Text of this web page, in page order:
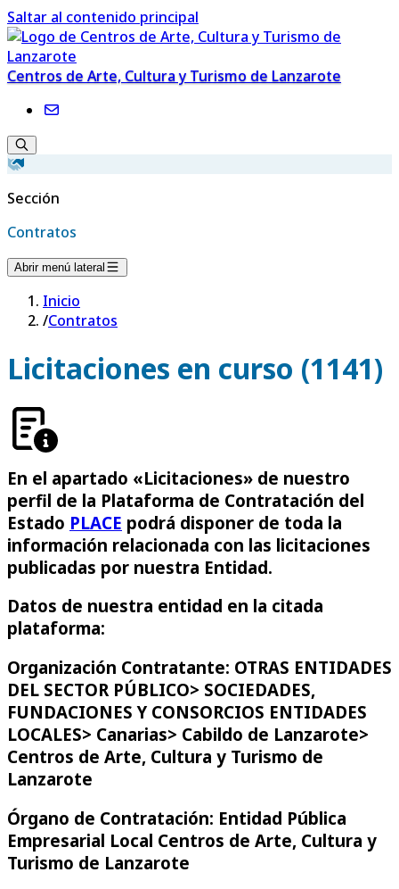
Saltar al contenido principal
Centros de Arte, Cultura y Turismo de Lanzarote
Sección
Contratos
Abrir menú lateral
Inicio
/Contratos
Licitaciones en curso (1141)
En el apartado «Licitaciones» de nuestro
perfil de la Plataforma de Contratación del
Estado PLACE podrá disponer de toda la
información relacionada con las licitaciones
publicadas por nuestra Entidad.
Datos de nuestra entidad en la citada
plataforma:
Organización Contratante: OTRAS ENTIDADES
DEL SECTOR PÚBLICO> SOCIEDADES,
FUNDACIONES Y CONSORCIOS ENTIDADES
LOCALES> Canarias> Cabildo de Lanzarote>
Centros de Arte, Cultura y Turismo de
Lanzarote
Órgano de Contratación: Entidad Pública
Empresarial Local Centros de Arte, Cultura y
Turismo de Lanzarote